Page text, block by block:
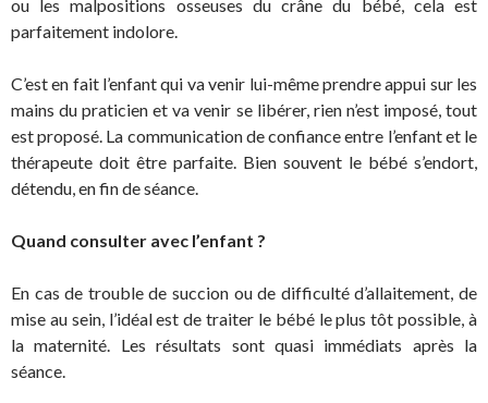
ou les malpositions osseuses du crâne du bébé, cela est
parfaitement indolore.
C’est en fait l’enfant qui va venir lui-même prendre appui sur les
mains du praticien et va venir se libérer, rien n’est imposé, tout
est proposé. La communication de confiance entre l’enfant et le
thérapeute doit être parfaite. Bien souvent le bébé s’endort,
détendu, en fin de séance.
Quand consulter avec l’enfant ?
En cas de trouble de succion ou de difficulté d’allaitement, de
mise au sein, l’idéal est de traiter le bébé le plus tôt possible, à
la maternité. Les résultats sont quasi immédiats après la
séance.